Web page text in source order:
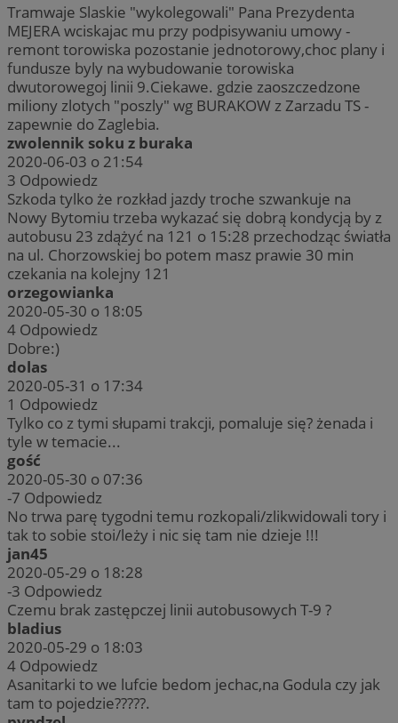
Tramwaje Slaskie "wykolegowali" Pana Prezydenta
MEJERA wciskajac mu przy podpisywaniu umowy -
remont torowiska pozostanie jednotorowy,choc plany i
fundusze byly na wybudowanie torowiska
dwutorowegoj linii 9.Ciekawe. gdzie zaoszczedzone
miliony zlotych "poszly" wg BURAKOW z Zarzadu TS -
zapewnie do Zaglebia.
zwolennik soku z buraka
2020-06-03 o 21:54
3 Odpowiedz
Szkoda tylko że rozkład jazdy troche szwankuje na
Nowy Bytomiu trzeba wykazać się dobrą kondycją by z
autobusu 23 zdążyć na 121 o 15:28 przechodząc światła
na ul. Chorzowskiej bo potem masz prawie 30 min
czekania na kolejny 121
orzegowianka
2020-05-30 o 18:05
4 Odpowiedz
Dobre:)
dolas
2020-05-31 o 17:34
1 Odpowiedz
Tylko co z tymi słupami trakcji, pomaluje się? żenada i
tyle w temacie...
gość
2020-05-30 o 07:36
-7 Odpowiedz
No trwa parę tygodni temu rozkopali/zlikwidowali tory i
tak to sobie stoi/leży i nic się tam nie dzieje !!!
jan45
2020-05-29 o 18:28
-3 Odpowiedz
Czemu brak zastępczej linii autobusowych T-9 ?
bladius
2020-05-29 o 18:03
4 Odpowiedz
Asanitarki to we lufcie bedom jechac,na Godula czy jak
tam to pojedzie?????.